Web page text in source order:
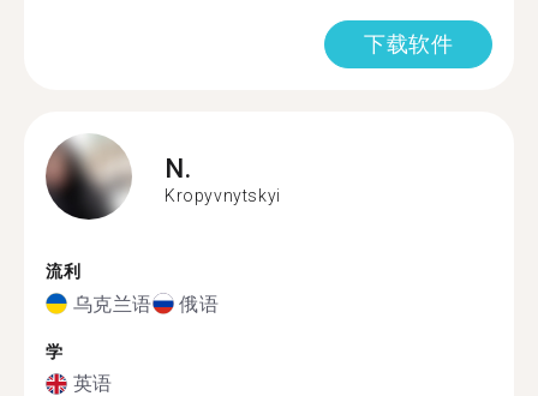
下载软件
N.
Kropyvnytskyi
流利
乌克兰语 俄语
学
英语